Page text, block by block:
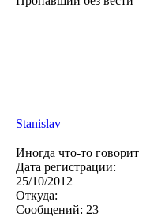
Stanislav
Иногда что-то говорит
Дата регистрации:
25/10/2012
Откуда:
Сообщений: 23